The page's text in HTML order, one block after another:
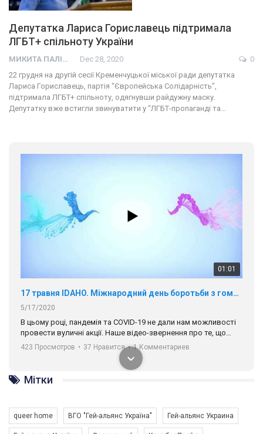
Депутатка Лариса Гориславець підтримала
ЛГБТ+ спільноту України
МИКИТА ПАЛІЙ Dec 28, 2020
0
22 грудня на другій сесії Кременчуцької міської ради депутатка
Лариса Гориславець, партія “Європейська Солідарність”,
підтримала ЛГБТ+ спільноту, одягнувши райдужну маску.
Депутатку вже встигли звинуватити у “ЛГБТ-пропаганді та…
01:01
17 травня IDAHO. Міжнародний день боротьби з гомофобією трансфобією і біфобія.
5/17/2020
В цьому році, пандемія та COVІD-19 не дали нам можливості
провести вуличні акції. Наше відео-звернення про те, що
навіть коли ми у різних містах та не можемо зустрінеться, ми
разом. Ми закликаємо всіх хто поділяє цінності рівності та
солідарності, приєднатися до нас. Регіональні підрозділи
ГАУ є в 16 областях України.
Разом наш голос лунає гучніше!
423 Просмотров • 37 Нравится • 1 Комментариев
Мітки
queer home ВГО "Гей-альянс Україна" Гей-альянс Украина